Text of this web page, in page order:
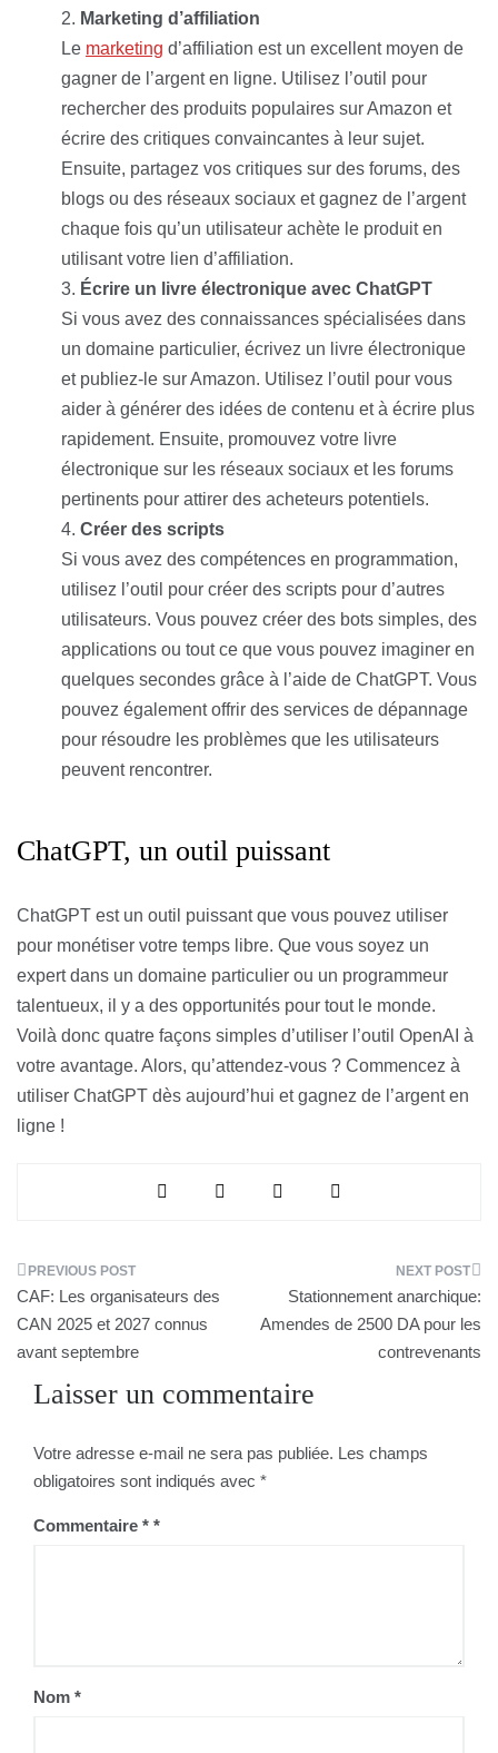
Marketing d’affiliation
Le marketing d’affiliation est un excellent moyen de
gagner de l’argent en ligne. Utilisez l’outil pour
rechercher des produits populaires sur Amazon et
écrire des critiques convaincantes à leur sujet.
Ensuite, partagez vos critiques sur des forums, des
blogs ou des réseaux sociaux et gagnez de l’argent
chaque fois qu’un utilisateur achète le produit en
utilisant votre lien d’affiliation.
Écrire un livre électronique avec ChatGPT
Si vous avez des connaissances spécialisées dans
un domaine particulier, écrivez un livre électronique
et publiez-le sur Amazon. Utilisez l’outil pour vous
aider à générer des idées de contenu et à écrire plus
rapidement. Ensuite, promouvez votre livre
électronique sur les réseaux sociaux et les forums
pertinents pour attirer des acheteurs potentiels.
Créer des scripts
Si vous avez des compétences en programmation,
utilisez l’outil pour créer des scripts pour d’autres
utilisateurs. Vous pouvez créer des bots simples, des
applications ou tout ce que vous pouvez imaginer en
quelques secondes grâce à l’aide de ChatGPT. Vous
pouvez également offrir des services de dépannage
pour résoudre les problèmes que les utilisateurs
peuvent rencontrer.
ChatGPT, un outil puissant
ChatGPT est un outil puissant que vous pouvez utiliser
pour monétiser votre temps libre. Que vous soyez un
expert dans un domaine particulier ou un programmeur
talentueux, il y a des opportunités pour tout le monde.
Voilà donc quatre façons simples d’utiliser l’outil OpenAI à
votre avantage. Alors, qu’attendez-vous ? Commencez à
utiliser ChatGPT dès aujourd’hui et gagnez de l’argent en
ligne !
Navigation
de
l’article
CAF: Les organisateurs des
CAN 2025 et 2027 connus
avant septembre
Stationnement anarchique:
Amendes de 2500 DA pour les
contrevenants
Laisser un commentaire
Votre adresse e-mail ne sera pas publiée. Les champs
obligatoires sont indiqués avec *
Commentaire *
Nom *